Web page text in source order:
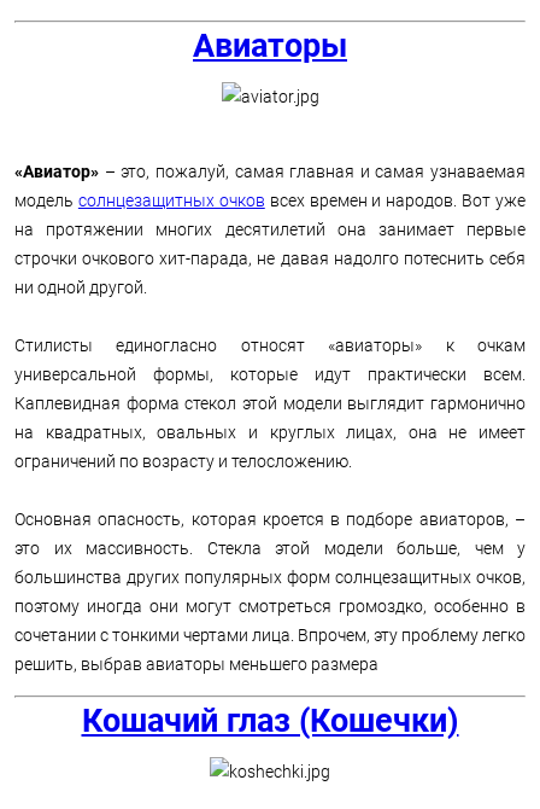
Авиаторы
«Авиатор» – это, пожалуй, самая главная и самая узнаваемая
модель солнцезащитных очков всех времен и народов. Вот уже
на протяжении многих десятилетий она занимает первые
строчки очкового хит-парада, не давая надолго потеснить себя
ни одной другой.
Стилисты единогласно относят «авиаторы» к очкам
универсальной формы, которые идут практически всем.
Каплевидная форма стекол этой модели выглядит гармонично
на квадратных, овальных и круглых лицах, она не имеет
ограничений по возрасту и телосложению.
Основная опасность, которая кроется в подборе авиаторов, –
это их массивность. Стекла этой модели больше, чем у
большинства других популярных форм солнцезащитных очков,
поэтому иногда они могут смотреться громоздко, особенно в
сочетании с тонкими чертами лица. Впрочем, эту проблему легко
решить, выбрав авиаторы меньшего размера
Кошачий глаз (Кошечки)